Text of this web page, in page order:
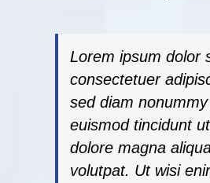
Lorem ipsum dolor
consectetuer
sed diam
euismod tincidunt
dolore magna
volutpat. Ut wisi